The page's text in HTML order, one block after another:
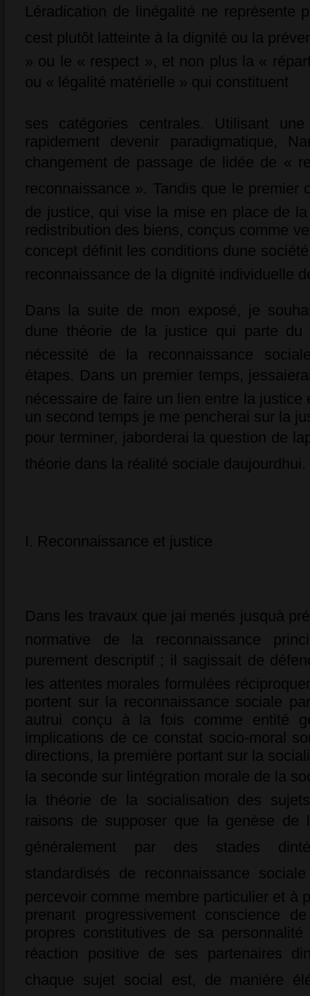
Léradication de linégalité ne représente
cest plutôt latteinte à la dignité ou la
» ou le « respect », et non plus la «
ou « légalité matérielle » qui constituent
ses catégories centrales. Utilisant
rapidement devenir paradigmatique,
changement de passage de lidée de «
reconnaissance ». Tandis que le premier
de justice, qui vise la mise en place de
redistribution des biens, conçus comme
concept définit les conditions dune
reconnaissance de la dignité individuelle
Dans la suite de mon exposé, je
dune théorie de la justice qui parte
nécessité de la reconnaissance
étapes. Dans un premier temps,
nécessaire de faire un lien entre la
un second temps je me pencherai sur la
pour terminer, jaborderai la question de
théorie dans la réalité sociale daujourdhui.
I. Reconnaissance et justice
Dans les travaux que jai menés jusquà
normative de la reconnaissance
purement descriptif ; il sagissait de
les attentes morales formulées
portent sur la reconnaissance sociale
autrui conçu à la fois comme entité
implications de ce constat socio-moral
directions, la première portant sur la
la seconde sur lintégration morale de la
la théorie de la socialisation des
raisons de supposer que la genèse de
généralement par des stades
standardisés de reconnaissance
percevoir comme membre particulier et à
prenant progressivement conscience
propres constitutives de sa
réaction positive de ses partenaires
chaque sujet social est, de manière